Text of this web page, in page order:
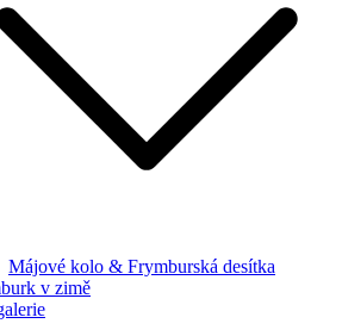
Májové kolo & Frymburská desítka
v zimě